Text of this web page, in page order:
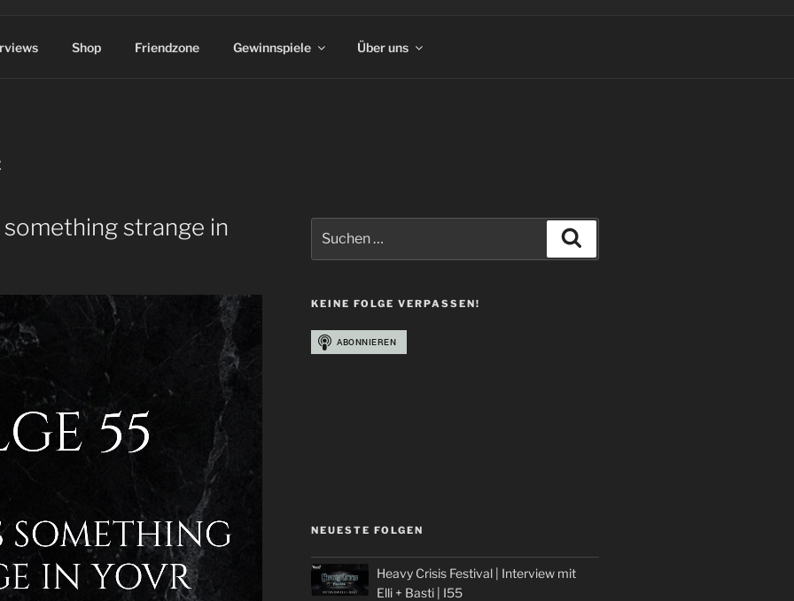
Shop Friendzone Gewinnspiele Über uns
something strange in
nach:
KEINE FOLGE VERPASSEN!
NEUESTE FOLGEN
Heavy Crisis Festival | Interview mit
Elli + Basti | I55